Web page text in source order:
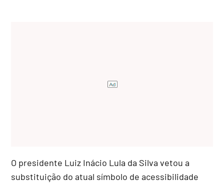
O presidente Luiz Inácio Lula da Silva vetou a
substituição do atual símbolo de acessibilidade